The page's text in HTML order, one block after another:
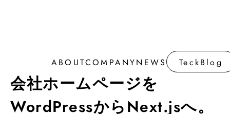
ABOUT
ABOUT
COMPANY
COMPANY
NEWS
NEWS
TeckBlog
会社ホームページを
WordPressからNext.jsへ。